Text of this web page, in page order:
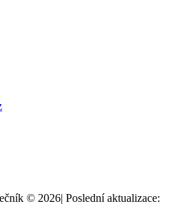
© 2026| Poslední aktualizace: